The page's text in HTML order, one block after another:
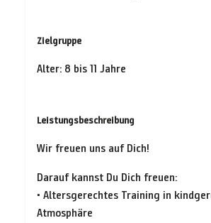
Zielgruppe
Alter: 8 bis 11 Jahre
Leistungsbeschreibung
Wir freuen uns auf Dich!
Darauf kannst Du Dich freuen:
• Altersgerechtes Training in
Atmosphäre